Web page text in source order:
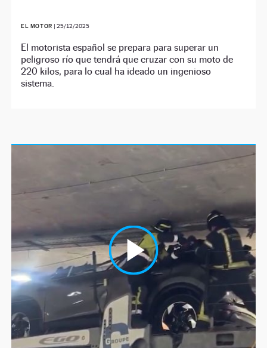
EL MOTOR | 25/12/2025
El motorista español se prepara para superar un
peligroso río que tendrá que cruzar con su moto de
220 kilos, para lo cual ha ideado un ingenioso
sistema.